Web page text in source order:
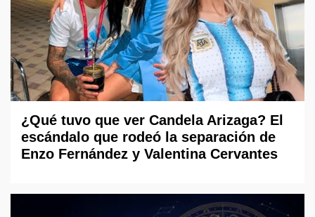
¿Qué tuvo que ver Candela Arizaga? El
escándalo que rodeó la separación de
Enzo Fernández y Valentina Cervantes